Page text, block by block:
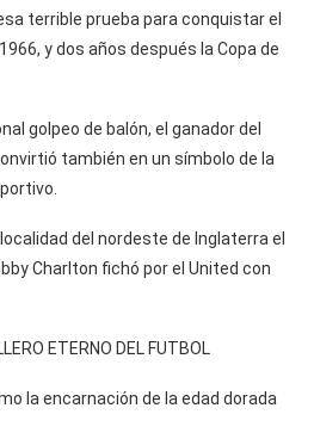
terrible prueba para conquistar el
y dos años después la Copa de
golpeo de balón, el ganador del
también en un símbolo de la
del nordeste de Inglaterra el
Charlton fichó por el United con
ETERNO DEL FUTBOL
la encarnación de la edad dorada